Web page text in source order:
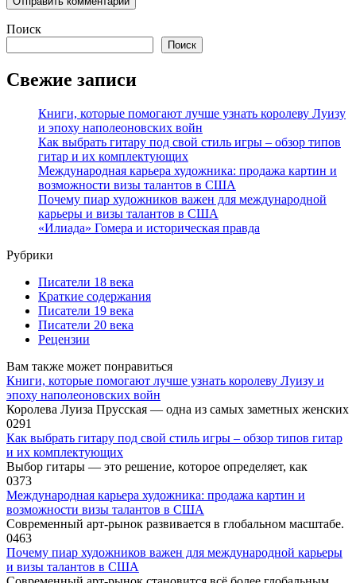
Поиск
Поиск
Свежие записи
Книги, которые помогают лучше узнать королеву Луизу
и эпоху наполеоновских войн
Как выбрать гитару под свой стиль игры – обзор типов
гитар и их комплектующих
Международная карьера художника: продажа картин и
возможности визы талантов в США
Почему пиар художников важен для международной
карьеры и визы талантов в США
«Илиада» Гомера и историческая правда
Рубрики
Писатели 18 века
Краткие содержания
Писатели 19 века
Писатели 20 века
Рецензии
Вам также может понравиться
Книги, которые помогают лучше узнать королеву Луизу и
эпоху наполеоновских войн
Королева Луиза Прусская — одна из самых заметных женских
0291
Как выбрать гитару под свой стиль игры – обзор типов гитар
и их комплектующих
Выбор гитары — это решение, которое определяет, как
0373
Международная карьера художника: продажа картин и
возможности визы талантов в США
Современный арт-рынок развивается в глобальном масштабе.
0463
Почему пиар художников важен для международной карьеры
и визы талантов в США